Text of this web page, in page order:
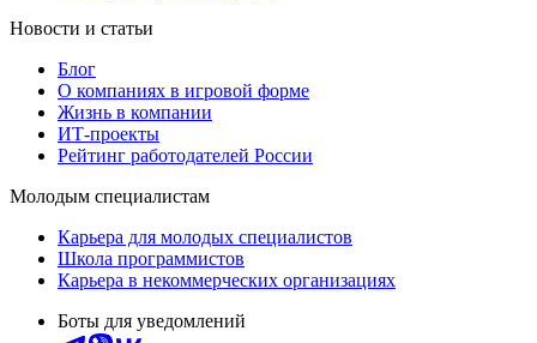
Новости и статьи
Блог
О компаниях в игровой форме
Жизнь в компании
ИТ-проекты
Рейтинг работодателей России
Молодым специалистам
Карьера для молодых специалистов
Школа программистов
Карьера в некоммерческих организациях
Боты для уведомлений